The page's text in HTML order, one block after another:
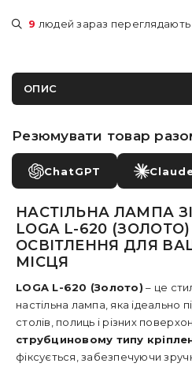
9 людей зараз
ОПИС
Резюмувати товар
ChatGPT
НАСТІЛЬНА ЛАМПА
LOGA L-620
ОСВІТЛЕННЯ ДЛЯ
МІСЦЯ
LOGA L-620 (Золото) – це
настільна лампа, яка ідеально
столів, полиць і різних
струбциновому типу
фіксується, забезпечуючи